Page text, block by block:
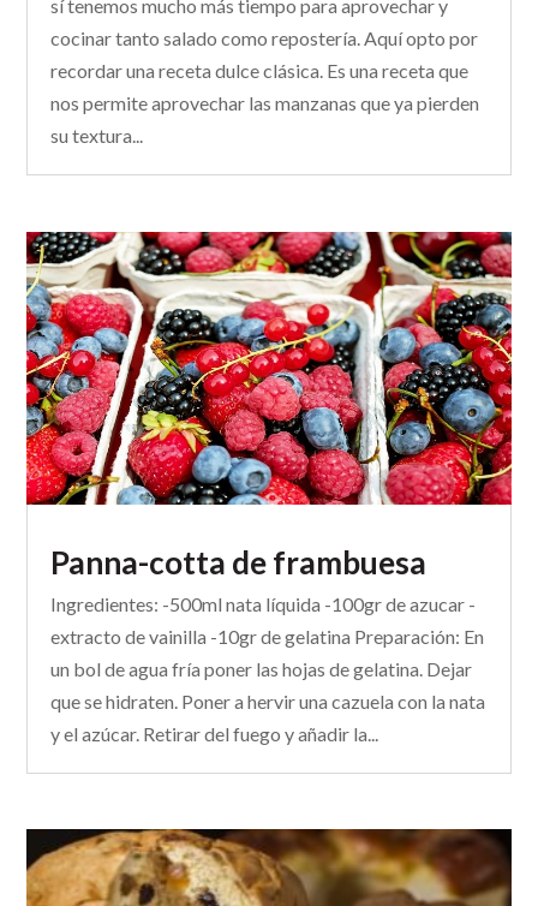
sí tenemos mucho más tiempo para aprovechar y
cocinar tanto salado como repostería. Aquí opto por
recordar una receta dulce clásica. Es una receta que
nos permite aprovechar las manzanas que ya pierden
su textura...
Panna-cotta de frambuesa
Ingredientes: -500ml nata líquida -100gr de azucar -
extracto de vainilla -10gr de gelatina Preparación: En
un bol de agua fría poner las hojas de gelatina. Dejar
que se hidraten. Poner a hervir una cazuela con la nata
y el azúcar. Retirar del fuego y añadir la...